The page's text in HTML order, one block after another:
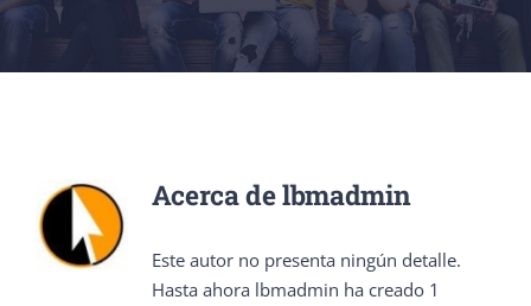
Acerca delbmadmin
Este autor no presenta ningún detalle.
Hasta ahora lbmadmin ha creado 1